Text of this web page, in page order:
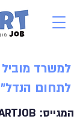
למשרד
לתחום
המגייס: